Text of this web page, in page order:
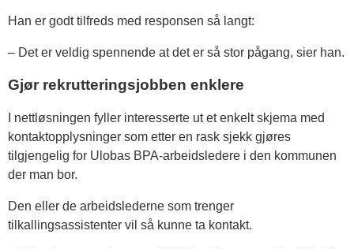
Han er godt tilfreds med responsen så langt:
– Det er veldig spennende at det er så stor pågang, sier han.
Gjør rekrutteringsjobben enklere
I nettløsningen fyller interesserte ut et enkelt skjema med
kontaktopplysninger som etter en rask sjekk gjøres
tilgjengelig for Ulobas BPA-arbeidsledere i den kommunen
der man bor.
Den eller de arbeidslederne som trenger
tilkallingsassistenter vil så kunne ta kontakt.